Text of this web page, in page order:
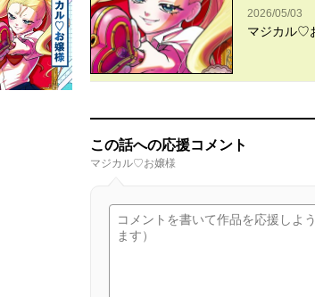
2026/05/03
マジカル♡
この話への応援コメント
マジカル♡お嬢様